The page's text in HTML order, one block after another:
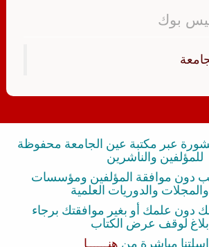
بوك
عبر مكتبة عين الجامعة محفوظة
للمؤلفين والناشرين
دون موافقة المؤلفين ومؤسسات
والدوريات العلمية
دون علمك أو بغير موافقتك برجاء
لوقف عرض الكتاب
مباشرة من هنــــــا